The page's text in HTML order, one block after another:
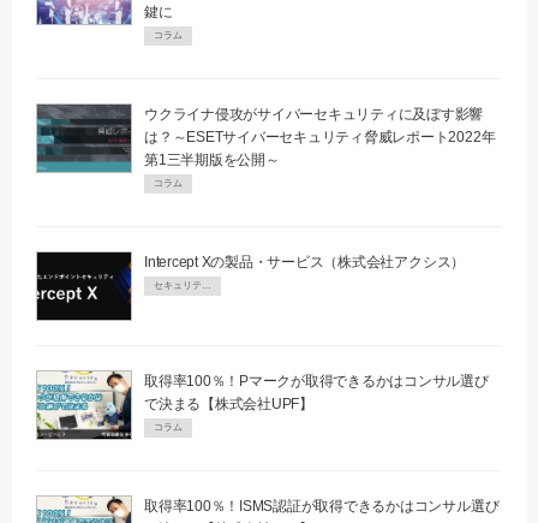
鍵に
コラム
ウクライナ侵攻がサイバーセキュリティに及ぼす影響
は？～ESETサイバーセキュリティ脅威レポート2022年
第1三半期版を公開～
コラム
Intercept Xの製品・サービス（株式会社アクシス）
セキュリティPR
取得率100％！Pマークが取得できるかはコンサル選び
で決まる【株式会社UPF】
コラム
取得率100％！ISMS認証が取得できるかはコンサル選び